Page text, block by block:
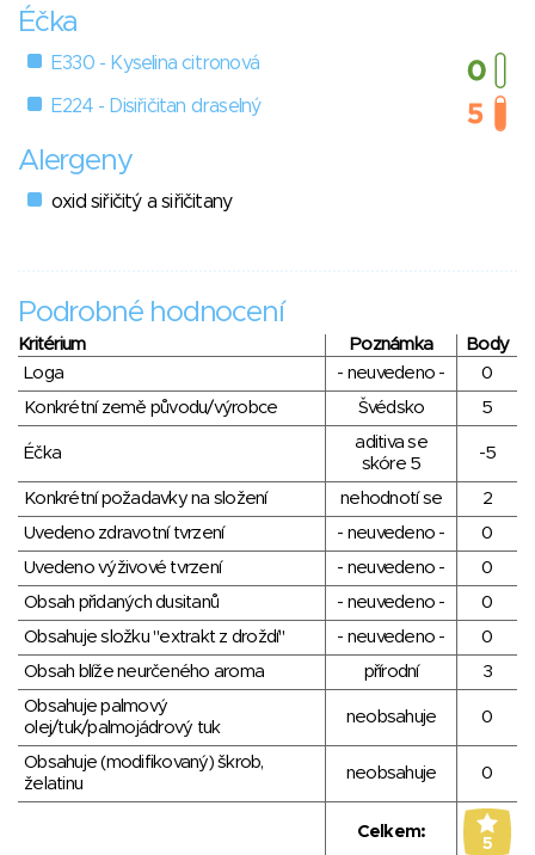
Éčka
E330 - Kyselina citronová
E224 - Disiřičitan draselný
Alergeny
oxid siřičitý a siřičitany
Podrobné hodnocení
Kritérium Poznámka
Body
Loga
- neuvedeno -
0
Konkrétní země původu/výrobce
Švédsko 5
Éčka
aditiva se
skóre 5
-5
Konkrétní požadavky na složení nehodnotí se
2
Uvedeno zdravotní tvrzení
- neuvedeno -
0
Uvedeno výživové tvrzení
- neuvedeno -
0
Obsah přidaných dusitanů
- neuvedeno -
0
Obsahuje složku "extrakt z droždí"
- neuvedeno -
0
Obsah blíže neurčeného aroma
přírodní
3
Obsahuje palmový
olej/tuk/palmojádrový tuk
neobsahuje 0
Obsahuje (modifikovaný) škrob,
želatinu
neobsahuje 0
Celkem:
5